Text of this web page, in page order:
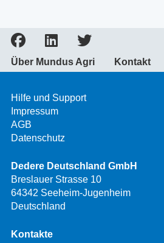
Über Mundus Agri Kontakt
Hilfe und Support
Impressum
AGB
Datenschutz
Dedere Deutschland GmbH
Breslauer Strasse 10
64342 Seeheim-Jugenheim
Deutschland
Kontakte